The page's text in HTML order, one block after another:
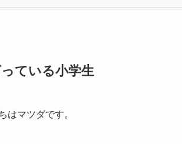
ている小学生
はマツダです。